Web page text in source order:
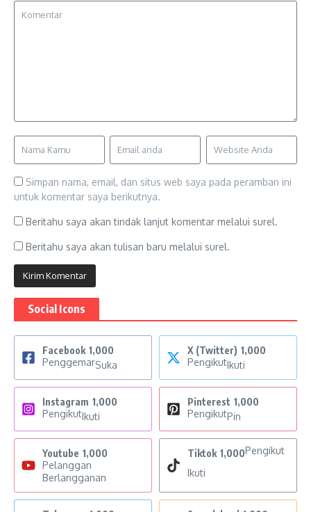
Simpan nama, email, dan situs web saya pada peramban ini
untuk komentar saya berikutnya.
Beritahu saya akan tindak lanjut komentar melalui surel.
Beritahu saya akan tulisan baru melalui surel.
Social Icons
Facebook 1,000
PenggemarSuka
X (Twitter) 1,000
PengikutIkuti
Instagram 1,000
PengikutIkuti
Pinterest 1,000
PengikutPin
Youtube 1,000
Pelanggan
Berlangganan
Tiktok 1,000Pengikut
Ikuti